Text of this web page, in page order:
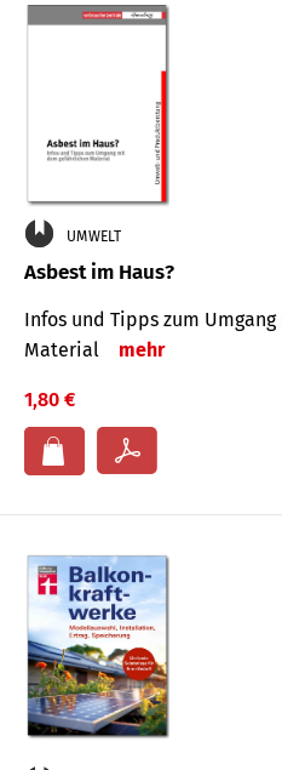
UMWELT
Asbest im Haus?
Infos und Tipps zum
Mate­rial
mehr
1,80 €